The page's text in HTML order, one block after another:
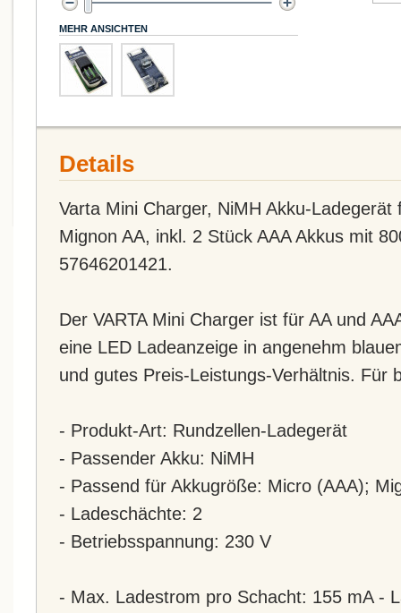
MEHR ANSICHTEN
Details
Varta Mini Charger, NiMH Akku-
Mignon AA, inkl. 2 Stück AAA Akkus mit
57646201421.
Der VARTA Mini Charger ist für AA und
eine LED Ladeanzeige in angenehm
und gutes Preis-Leistungs-Verhältnis. Für
- Produkt-Art: Rundzellen-Ladegerät
- Passender Akku: NiMH
- Passend für Akkugröße: Micro (AAA);
- Ladeschächte: 2
- Betriebsspannung: 230 V
- Max. Ladestrom pro Schacht: 155 mA -